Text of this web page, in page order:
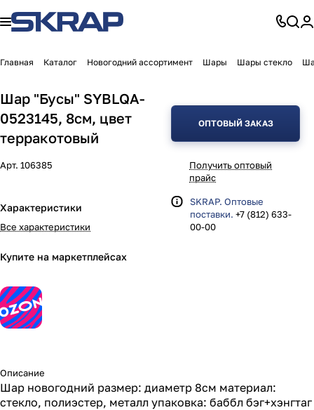
Главная Каталог Новогодний ассортимент Шары Шары стекло
Шар "Бусы" SYBLQA-
0523145, 8см, цвет
терракотовый
Арт. 106385
Характеристики
Все характеристики
Купите на маркетплейсах
ОПТОВЫЙ ЗАКАЗ
Получить оптовый
прайс
SKRAP. Оптовые
поставки. +7 (812) 633-
00-00
Описание
Шар новогодний размер: диаметр 8см материал:
стекло, полиэстер, металл упаковка: баббл бэг+хэнгтаг